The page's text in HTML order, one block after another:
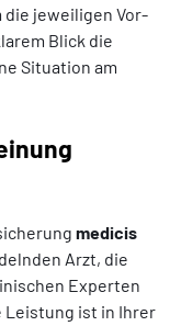
die jeweiligen Vor-
Blick die
Situation am
medicis
Arzt, die
Experten
Leistung ist in Ihrer